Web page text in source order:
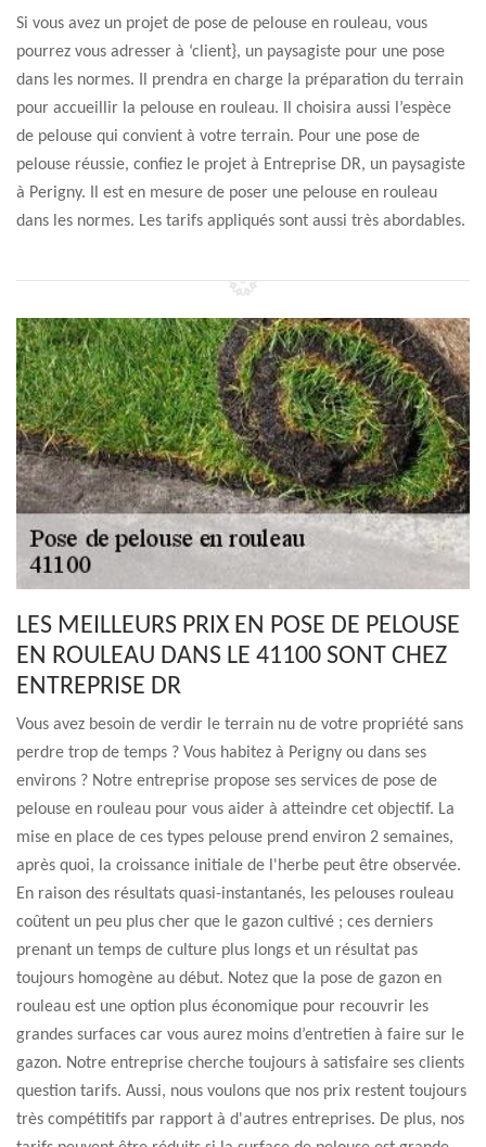
Si vous avez un projet de pose de pelouse en rouleau, vous
pourrez vous adresser à ‘client}, un paysagiste pour une pose
dans les normes. Il prendra en charge la préparation du terrain
pour accueillir la pelouse en rouleau. Il choisira aussi l’espèce
de pelouse qui convient à votre terrain. Pour une pose de
pelouse réussie, confiez le projet à Entreprise DR, un paysagiste
à Perigny. Il est en mesure de poser une pelouse en rouleau
dans les normes. Les tarifs appliqués sont aussi très abordables.
LES MEILLEURS PRIX EN POSE DE PELOUSE
EN ROULEAU DANS LE 41100 SONT CHEZ
ENTREPRISE DR
Vous avez besoin de verdir le terrain nu de votre propriété sans
perdre trop de temps ? Vous habitez à Perigny ou dans ses
environs ? Notre entreprise propose ses services de pose de
pelouse en rouleau pour vous aider à atteindre cet objectif. La
mise en place de ces types pelouse prend environ 2 semaines,
après quoi, la croissance initiale de l'herbe peut être observée.
En raison des résultats quasi-instantanés, les pelouses rouleau
coûtent un peu plus cher que le gazon cultivé ; ces derniers
prenant un temps de culture plus longs et un résultat pas
toujours homogène au début. Notez que la pose de gazon en
rouleau est une option plus économique pour recouvrir les
grandes surfaces car vous aurez moins d’entretien à faire sur le
gazon. Notre entreprise cherche toujours à satisfaire ses clients
question tarifs. Aussi, nous voulons que nos prix restent toujours
très compétitifs par rapport à d'autres entreprises. De plus, nos